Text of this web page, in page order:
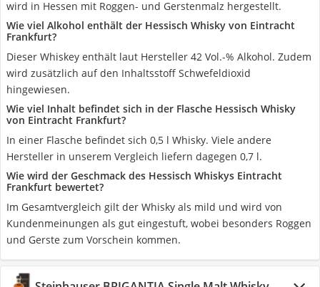
wird in Hessen mit Roggen- und Gerstenmalz hergestellt.
Wie viel Alkohol enthält der Hessisch Whisky von Eintracht
Frankfurt?
Dieser Whiskey enthält laut Hersteller 42 Vol.-% Alkohol. Zudem
wird zusätzlich auf den Inhaltsstoff Schwefeldioxid
hingewiesen.
Wie viel Inhalt befindet sich in der Flasche Hessisch Whisky
von Eintracht Frankfurt?
In einer Flasche befindet sich 0,5 l Whisky. Viele andere
Hersteller in unserem Vergleich liefern dagegen 0,7 l.
Wie wird der Geschmack des Hessisch Whiskys Eintracht
Frankfurt bewertet?
Im Gesamtvergleich gilt der Whisky als mild und wird von
Kundenmeinungen als gut eingestuft, wobei besonders Roggen
und Gerste zum Vorschein kommen.